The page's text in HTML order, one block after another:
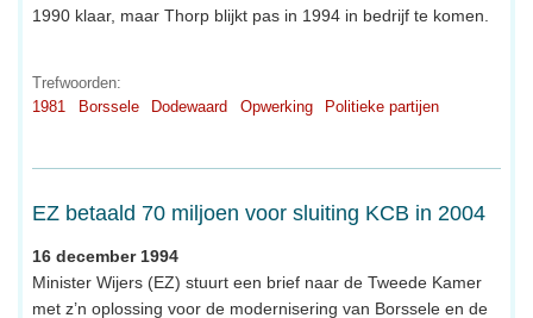
1990 klaar, maar Thorp blijkt pas in 1994 in bedrijf te komen.
Trefwoorden:
1981
Borssele Dodewaard Opwerking Politieke partijen
EZ betaald 70 miljoen voor sluiting KCB in 2004
16 december 1994
Minister Wijers (EZ) stuurt een brief naar de Tweede Kamer
met z’n oplossing voor de modernisering van Borssele en de